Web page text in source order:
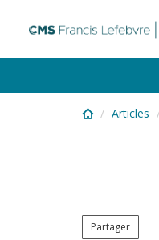
content
Articles
Partager